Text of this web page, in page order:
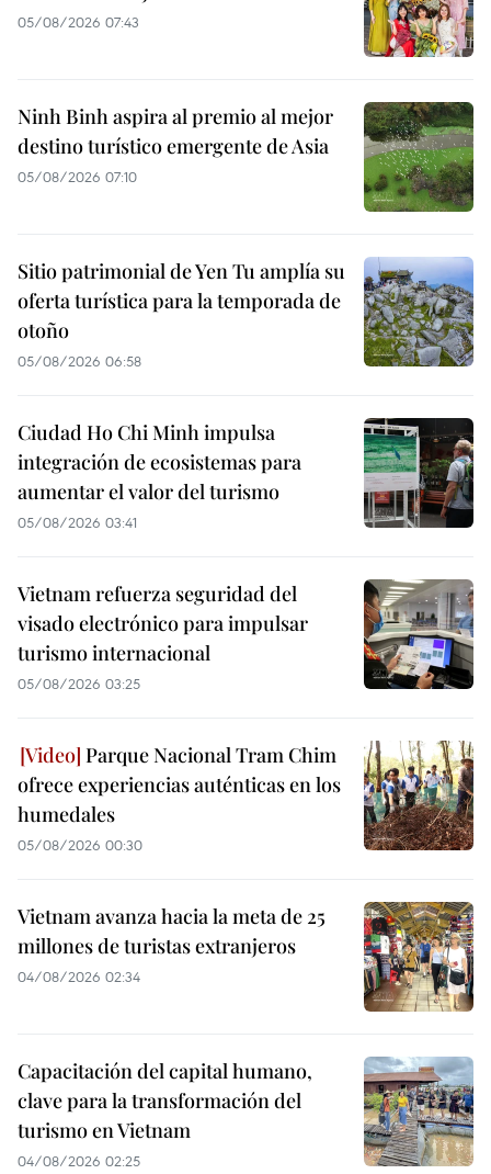
05/08/2026 07:43
Ninh Binh aspira al premio al mejor
destino turístico emergente de Asia
05/08/2026 07:10
Sitio patrimonial de Yen Tu amplía su
oferta turística para la temporada de
otoño
05/08/2026 06:58
Ciudad Ho Chi Minh impulsa
integración de ecosistemas para
aumentar el valor del turismo
05/08/2026 03:41
Vietnam refuerza seguridad del
visado electrónico para impulsar
turismo internacional
05/08/2026 03:25
Parque Nacional Tram Chim
ofrece experiencias auténticas en los
humedales
05/08/2026 00:30
Vietnam avanza hacia la meta de 25
millones de turistas extranjeros
04/08/2026 02:34
Capacitación del capital humano,
clave para la transformación del
turismo en Vietnam
04/08/2026 02:25